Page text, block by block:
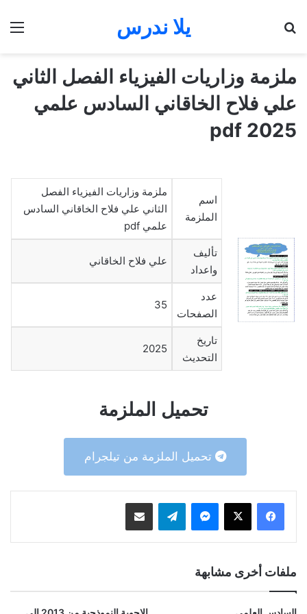
يلا ندرس
ملزمة وزاريات الفيزياء الفصل الثاني
علي فلاح الخاقاني السادس علمي
2025 pdf
اسم
الملزمة
ملزمة وزاريات الفيزياء الفصل
الثاني علي فلاح الخاقاني السادس
علمي pdf
تأليف
واعداد
علي فلاح الخاقاني
عدد
الصفحات
35
تاريخ
التحديث
2025
تحميل الملزمة
تحميل الملزمة من تيلجرام
ماسنجر تيلقرام مشاركة عبر البريد
ملفات أخرى مشابهة